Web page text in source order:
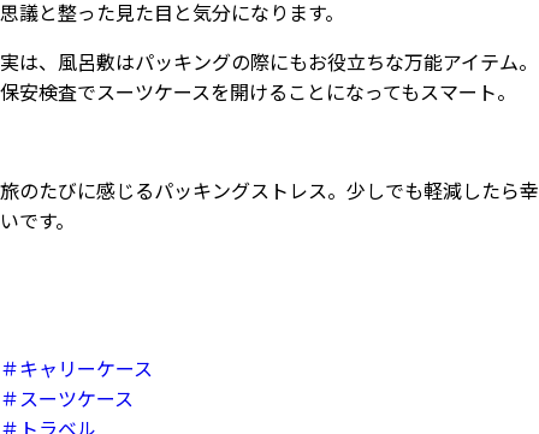
思議と整った見た目と気分になります。
実は、風呂敷はパッキングの際にもお役立ちな万能アイテム。
保安検査でスーツケースを開けることになってもスマート。
旅のたびに感じるパッキングストレス。少しでも軽減したら幸
いです。
＃キャリーケース
＃スーツケース